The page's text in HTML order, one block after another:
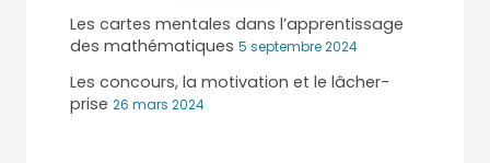
Les cartes mentales dans l’apprentissage
des mathématiques 5 septembre 2024
Les concours, la motivation et le lâcher-
prise 26 mars 2024